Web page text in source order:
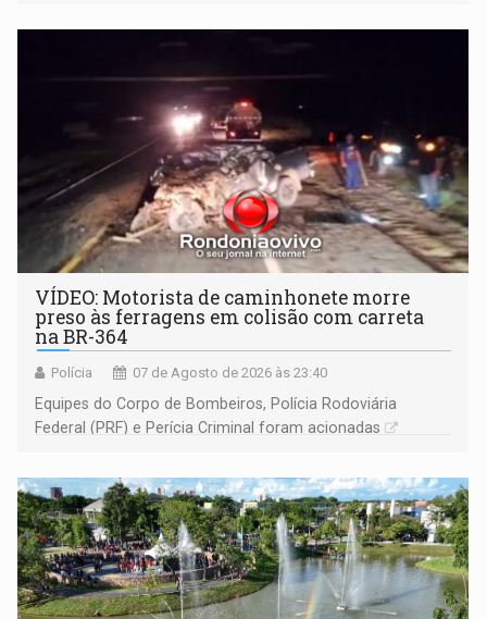
VÍDEO: Motorista de caminhonete morre
preso às ferragens em colisão com carreta
na BR-364
Polícia 07 de Agosto de 2026 às 23:40
Equipes do Corpo de Bombeiros, Polícia Rodoviária
Federal (PRF) e Perícia Criminal foram acionadas